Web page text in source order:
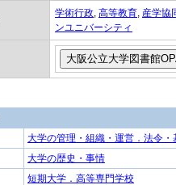
学術行政, 高等教育, 産学協
ンユニバーシティ
大学の管理・組織・運営．法令
大学の歴史・事情
短期大学．高等専門学校